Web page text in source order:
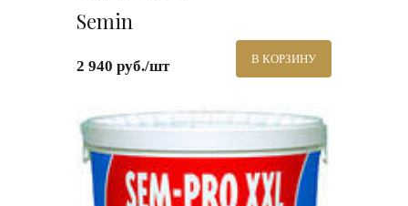
Semin
2 940 руб./шт В КОРЗИНУ